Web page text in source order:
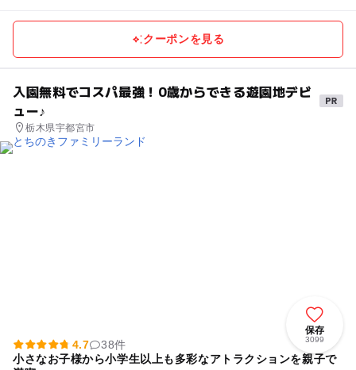
クーポンを見る
入園無料でコスパ最強！0歳からできる遊園地デビ
ュー♪
栃木県宇都宮市
保存
3099
4.7
38件
小さなお子様から小学生以上も多彩なアトラクションを親子で